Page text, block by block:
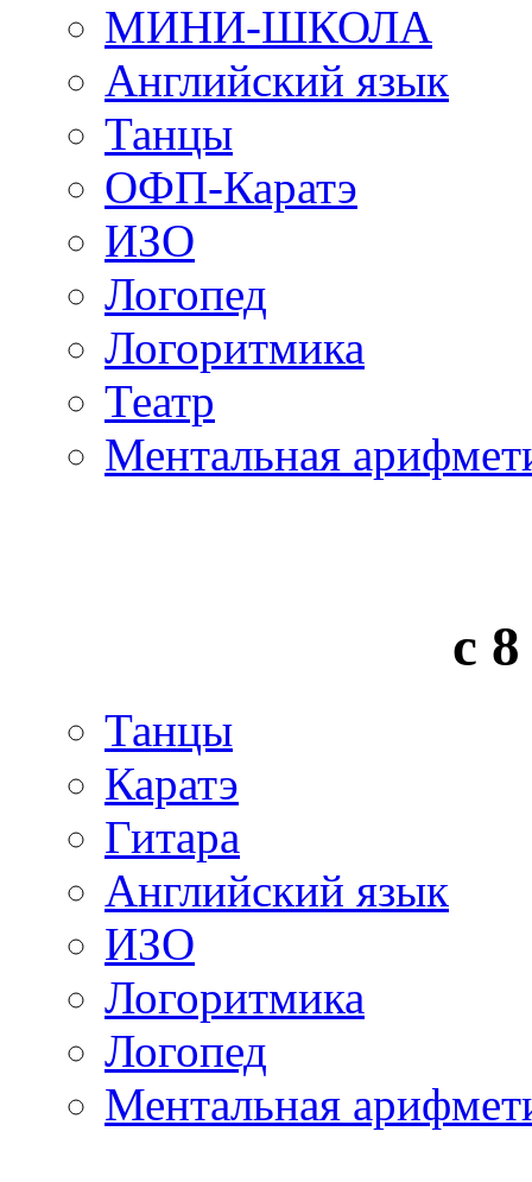
МИНИ-ШКОЛА
Английский язык
Танцы
ОФП-Каратэ
ИЗО
Логопед
Логоритмика
Театр
Ментальная
с
Танцы
Каратэ
Гитара
Английский язык
ИЗО
Логоритмика
Логопед
Ментальная